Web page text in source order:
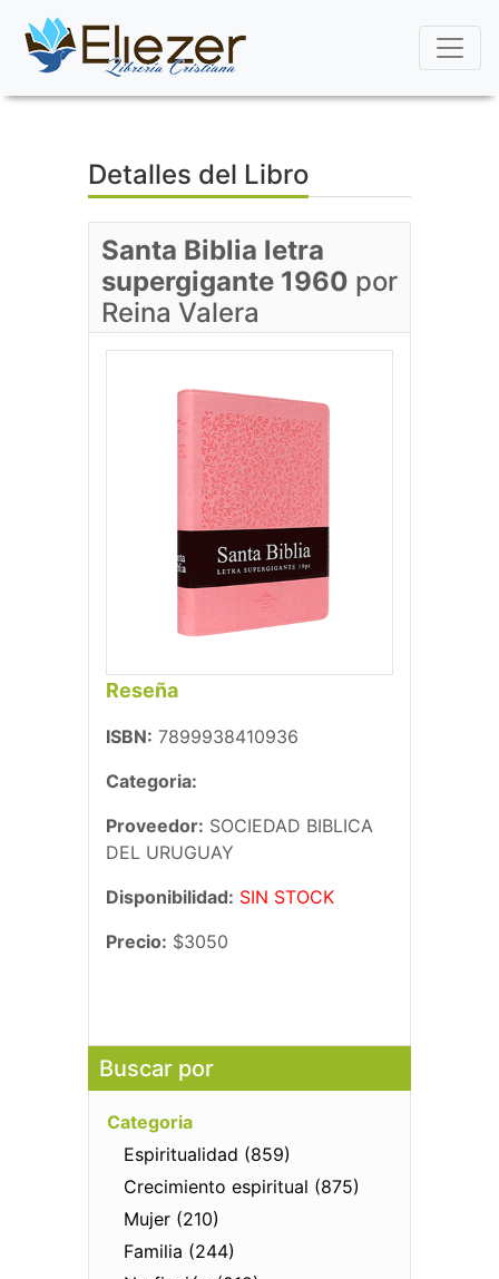
Detalles del Libro
Santa Biblia letra
supergigante 1960 por
Reina Valera
Reseña
ISBN: 7899938410936
Categoria:
Proveedor: SOCIEDAD BIBLICA
DEL URUGUAY
Disponibilidad: SIN STOCK
Precio: $3050
Buscar por
Categoria
Espiritualidad (859)
Crecimiento espiritual (875)
Mujer (210)
Familia (244)